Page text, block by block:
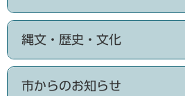
縄文・歴史・文化
市からのお知らせ